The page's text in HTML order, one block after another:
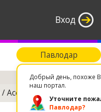
Вход
Павлодар
Добрый день, похоже
наш портал.
Уточните
Павлодар?
Поиск
/Асфальт вам в яму!